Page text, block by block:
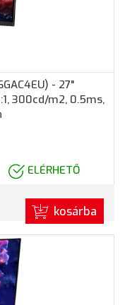
- 27"
300cd/m2, 0.5ms,
ELÉRHETŐ
kosárba